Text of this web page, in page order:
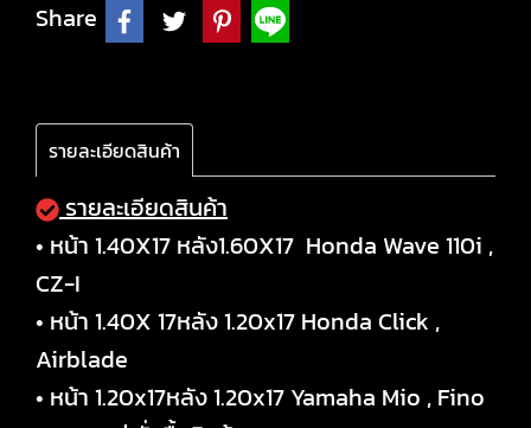
Share
รายละเอียดสินค้า
รายละเอียดสินค้า
• หน้า 1.40X17 หลัง1.60X17 Honda Wave 110i ,
CZ-I
• หน้า 1.40X 17หลัง 1.20x17 Honda Click ,
Airblade
• หน้า 1.20x17หลัง 1.20x17 Yamaha Mio , Fino